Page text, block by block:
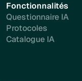
Fonctionnalités
Questionnaire IA
Protocoles
Catalogue IA